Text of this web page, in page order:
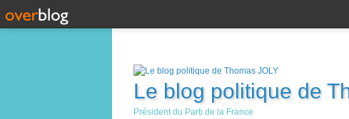
Le blog politique de
Président du Parti de la France